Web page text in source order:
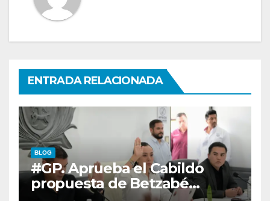
ENTRADA RELACIONADA
BLOG
#GP. Aprueba el Cabildo
propuesta de Betzabé